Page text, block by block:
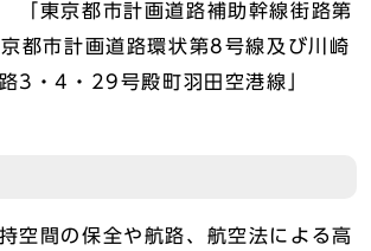
「東京都市計画道路補助幹線街路第
都市計画道路環状第8号線及び川崎
3・4・29号殿町羽田空港線」
空間の保全や航路、航空法による高